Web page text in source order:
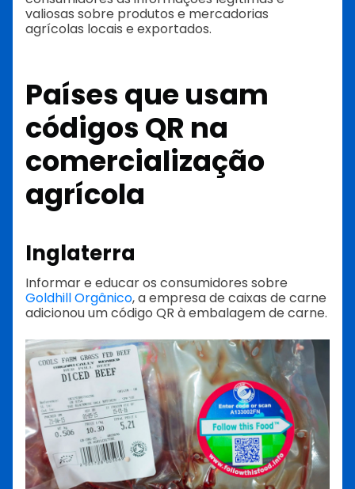
valiosas sobre produtos e mercadorias
agrícolas locais e exportados.
Países que usam
códigos QR na
comercialização
agrícola
Inglaterra
Informar e educar os consumidores sobre
Goldhill Orgânico, a empresa de caixas de carne
adicionou um código QR à embalagem de carne.